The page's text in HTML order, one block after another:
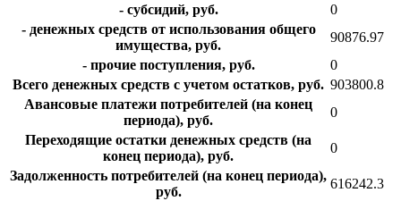
- субсидий, руб.
0
- денежных средств от использования общего
имущества, руб.
90876.97
- прочие поступления, руб.
0
Всего денежных средств с учетом остатков, руб. 903800.8
Авансовые платежи потребителей (на конец
периода), руб.
0
Переходящие остатки денежных средств (на
конец периода), руб.
0
Задолженность потребителей (на конец периода),
руб.
616242.3